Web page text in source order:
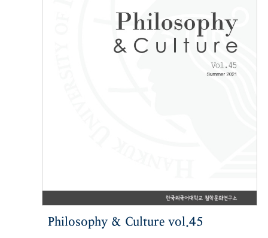
Philosophy & Culture vol.45